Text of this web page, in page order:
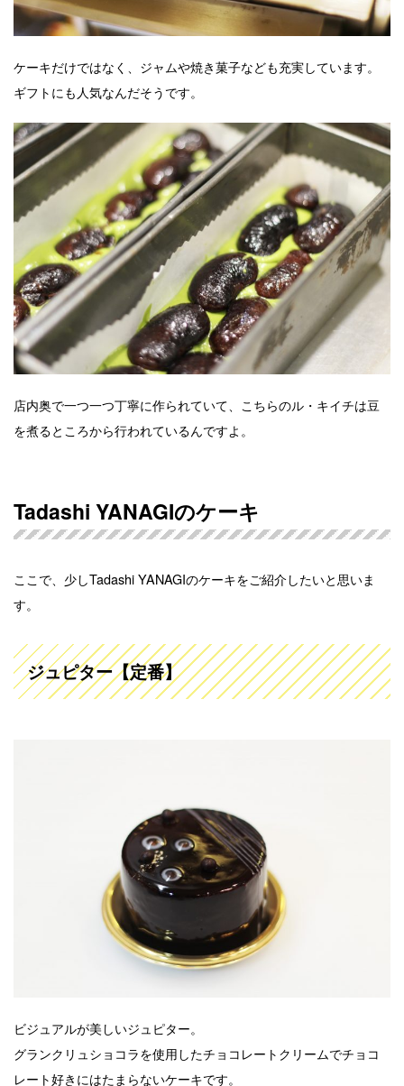
ケーキだけではなく、ジャムや焼き菓子なども充実しています。
ギフトにも人気なんだそうです。
店内奥で一つ一つ丁寧に作られていて、こちらのル・キイチは豆
を煮るところから行われているんですよ。
Tadashi YANAGIのケーキ
ここで、少しTadashi YANAGIのケーキをご紹介したいと思いま
す。
ジュピター【定番】
ビジュアルが美しいジュピター。
グランクリュショコラを使用したチョコレートクリームでチョコ
レート好きにはたまらないケーキです。